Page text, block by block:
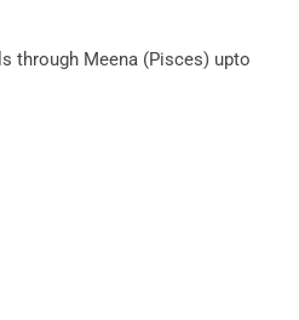
through Meena (Pisces) upto